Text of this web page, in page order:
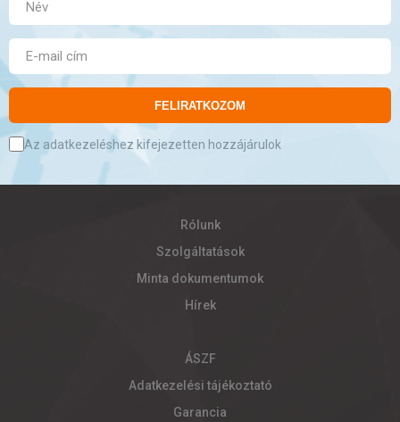
FELIRATKOZOM
Az adatkezeléshez kifejezetten hozzájárulok
Rólunk
Szolgáltatások
Minta dokumentumok
Hírek
ÁSZF
Adatkezelési tájékoztató
Garancia